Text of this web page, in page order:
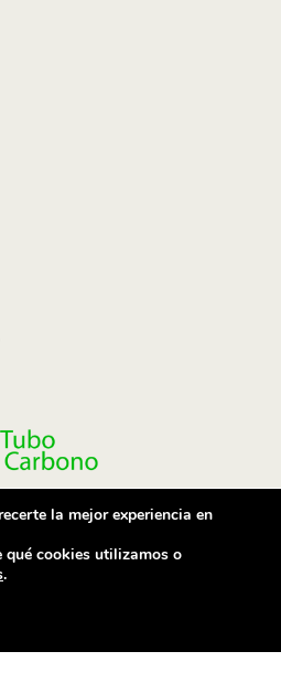
Todos los derechos reservados
la mejor experiencia en
qué cookies utilizamos o
.